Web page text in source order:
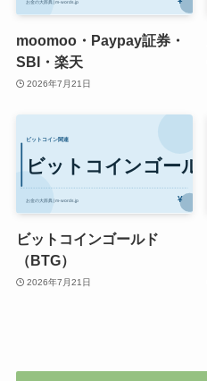
moomoo・Paypay証券・
SBI・楽天
2026年7月21日
ビットコインゴールド
（BTG）
2026年7月21日